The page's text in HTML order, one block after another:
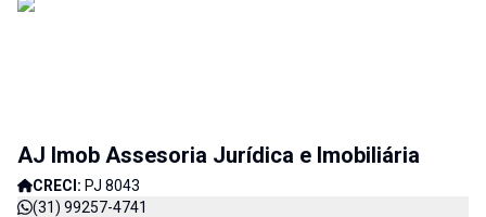
AJ Imob Assesoria Jurídica e Imobiliária
CRECI: PJ 8043
(31) 99257-4741